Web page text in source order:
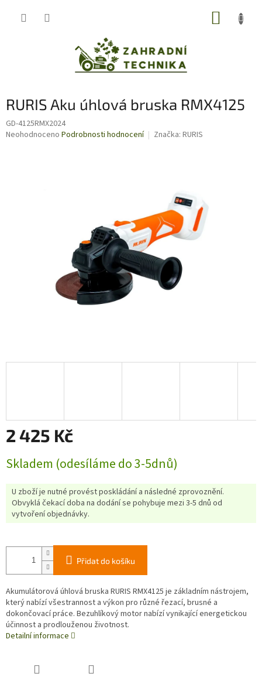
RURIS Aku úhlová bruska RMX4125
GD-4125RMX2024
Průměrné
Neohodnoceno Podrobnosti hodnocení Značka: RURIS
2 425 Kč
cena:
Skladem (odesíláme do 3-5dnů)
U zboží je nutné provést poskládání a následné zprovoznění.
Obvyklá čekací doba na dodání se pohybuje mezi 3-5 dnů od
vytvoření objednávky.
Přidat do košíku
Akumulátorová úhlová bruska RURIS RMX4125 je základním nástrojem,
který nabízí všestrannost a výkon pro různé řezací, brusné a
dokončovací práce. Bezuhlíkový motor nabízí vynikající energetickou
účinnost a prodlouženou životnost.
Detailní informace